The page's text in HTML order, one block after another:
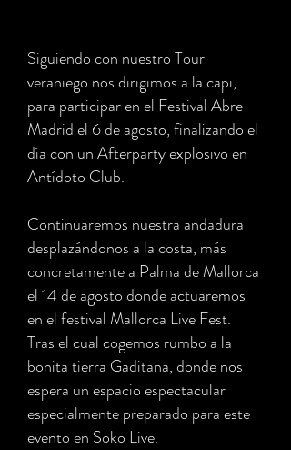
Siguiendo con nuestro Tour
veraniego nos dirigimos a la capi,
para participar en el Festival Abre
Madrid el 6 de agosto, finalizando el
día con un Afterparty explosivo en
Antídoto Club.
Continuaremos nuestra andadura
desplazándonos a la costa, más
concretamente a Palma de Mallorca
el 14 de agosto donde actuaremos
en el festival Mallorca Live Fest.
Tras el cual cogemos rumbo a la
bonita tierra Gaditana, donde nos
espera un espacio espectacular
especialmente preparado para este
evento en Soko Live.